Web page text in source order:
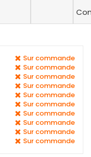
Sur commande
Sur commande
Sur commande
Sur commande
Sur commande
Sur commande
Sur commande
Sur commande
Sur commande
Sur commande